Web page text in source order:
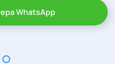
WhatsApp